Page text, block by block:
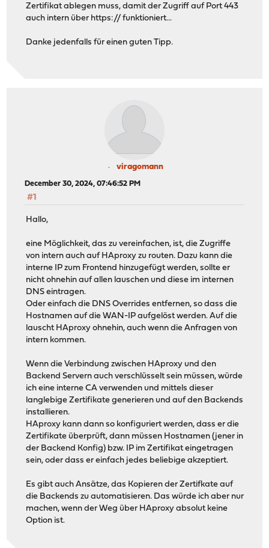
Zertifikat ablegen muss, damit der Zugriff auf Port 443
auch intern über https:// funktioniert...
Danke jedenfalls für einen guten Tipp.
viragomann
December 30, 2024, 07:46:52 PM
#1
Hallo,
eine Möglichkeit, das zu vereinfachen, ist, die Zugriffe
von intern auch auf HAproxy zu routen. Dazu kann die
interne IP zum Frontend hinzugefügt werden, sollte er
nicht ohnehin auf allen lauschen und diese im internen
DNS eintragen.
Oder einfach die DNS Overrides entfernen, so dass die
Hostnamen auf die WAN-IP aufgelöst werden. Auf die
lauscht HAproxy ohnehin, auch wenn die Anfragen von
intern kommen.
Wenn die Verbindung zwischen HAproxy und den
Backend Servern auch verschlüsselt sein müssen, würde
ich eine interne CA verwenden und mittels dieser
langlebige Zertifikate generieren und auf den Backends
installieren.
HAproxy kann dann so konfiguriert werden, dass er die
Zertifikate überprüft, dann müssen Hostnamen (jener in
der Backend Konfig) bzw. IP im Zertifikat eingetragen
sein, oder dass er einfach jedes beliebige akzeptiert.
Es gibt auch Ansätze, das Kopieren der Zertifkate auf
die Backends zu automatisieren. Das würde ich aber nur
machen, wenn der Weg über HAproxy absolut keine
Option ist.